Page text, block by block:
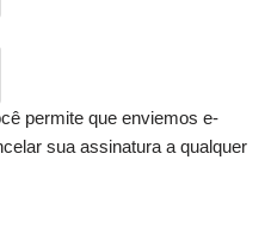
permite que enviemos e-
sua assinatura a qualquer